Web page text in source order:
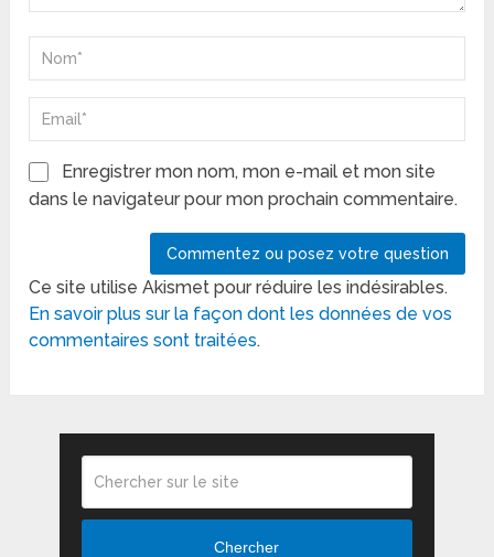
Enregistrer mon nom, mon e-mail et mon site
dans le navigateur pour mon prochain commentaire.
Ce site utilise Akismet pour réduire les indésirables.
En savoir plus sur la façon dont les données de vos
commentaires sont traitées.
Chercher